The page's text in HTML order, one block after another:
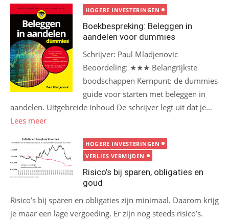
HOGERE INVESTERINGEN
Boekbespreking: Beleggen in
aandelen voor dummies
Schrijver: Paul Mladjenovic
Beoordeling: ★★★ Belangrijkste
boodschappen Kernpunt: de dummies
guide voor starten met beleggen in
aandelen. Uitgebreide inhoud De schrijver legt uit dat je...
Lees meer
HOGERE INVESTERINGEN
VERLIES VERMIJDEN
Risico’s bij sparen, obligaties en
goud
Risico’s bij sparen en obligaties zijn minimaal. Daarom krijg
je maar een lage vergoeding. Er zijn nog steeds risico’s.